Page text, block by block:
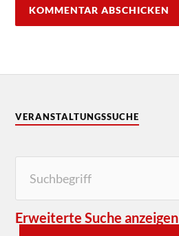
VERANSTALTUNGSSUCHE
Erweiterte Suche anzeigen